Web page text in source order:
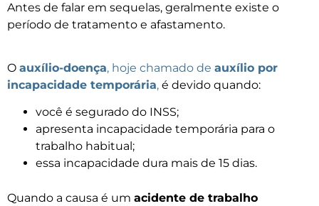
Antes de falar em sequelas, geralmente existe o
período de tratamento e afastamento.
O auxílio-doença, hoje chamado de auxílio por
incapacidade temporária, é devido quando:
você é segurado do INSS;
apresenta incapacidade temporária para o
trabalho habitual;
essa incapacidade dura mais de 15 dias.
Quando a causa é um acidente de trabalho